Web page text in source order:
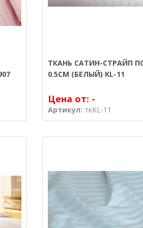
ТКАНЬ САТИН-СТРАЙП
0.5СМ (БЕЛЫЙ) KL-11
Цена от: -
Артикул: ткKL-11